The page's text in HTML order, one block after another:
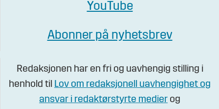
YouTube
Abonner på nyhetsbrev
Redaksjonen har en fri og uavhengig stilling i
henhold til Lov om redaksjonell uavhengighet og
ansvar i redaktørstyrte medier og